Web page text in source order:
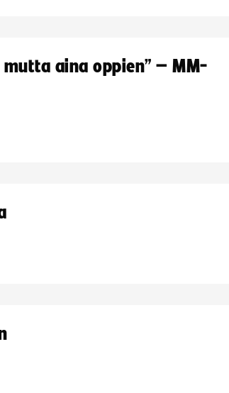
aina oppien” – MM-